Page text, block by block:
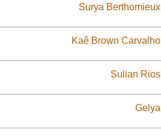
Surya Berthomieux
Kaê Brown Carvalho
Sulian Rios
Gelya